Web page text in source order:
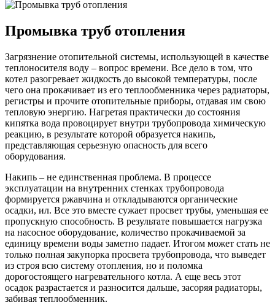
Промывка труб отопления
Загрязнение отопительной системы, использующей в качестве
теплоносителя воду – вопрос времени. Все дело в том, что
котел разогревает жидкость до высокой температуры, после
чего она прокачивает из его теплообменника через радиаторы,
регистры и прочите отопительные приборы, отдавая им свою
тепловую энергию. Нагретая практически до состояния
кипятка вода провоцирует внутри трубопровода химическую
реакцию, в результате которой образуется накипь,
представляющая серьезную опасность для всего
оборудования.
Накипь – не единственная проблема. В процессе
эксплуатации на внутренних стенках трубопровода
формируется ржавчина и откладываются органические
осадки, ил. Все это вместе сужает просвет трубы, уменьшая ее
пропускную способность. В результате повышается нагрузка
на насосное оборудование, количество прокачиваемой за
единицу времени воды заметно падает. Итогом может стать не
только полная закупорка просвета трубопровода, что выведет
из строя всю систему отопления, но и поломка
дорогостоящего нагревательного котла. А еще весь этот
осадок разрастается и разносится дальше, засоряя радиаторы,
забивая теплообменник.